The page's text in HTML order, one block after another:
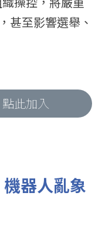
甚至影響選舉、
此加入
器人亂象